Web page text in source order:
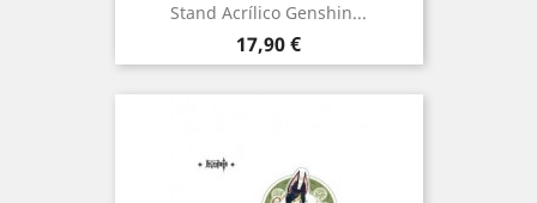
Stand Acrílico Genshin...
Preço
17,90 €